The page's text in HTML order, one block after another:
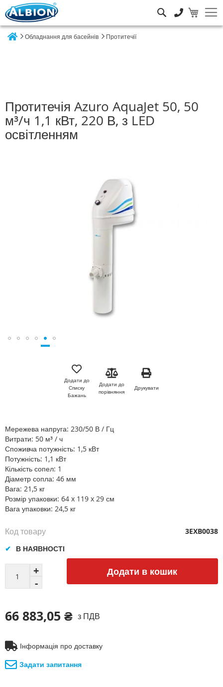
Обладнання для басейнів Протитечії
Протитечія Azuro AquaJet 50, 50
м³/ч 1,1 кВт, 220 В, з LED
освітленням
Додати до
Списку
Бажань
Додати до
порівняння
Друкувати
Мережева напруга: 230/50 В / Гц
Витрати: 50 м³ / ч
Споживча потужність: 1,5 кВт
Потужність: 1,1 кВт
Кількість сопел: 1
Діаметр сопла: 46 мм
Вага: 21,5 кг
Розмір упаковки: 64 x 119 x 29 см
Вага упаковки: 24,5 кг
Додати в кошик
66 883,05 ₴ з ПДВ
В НАЯВНОСТІ
Код товару 3EXB0038
Інформація про доставку
Задати запитання